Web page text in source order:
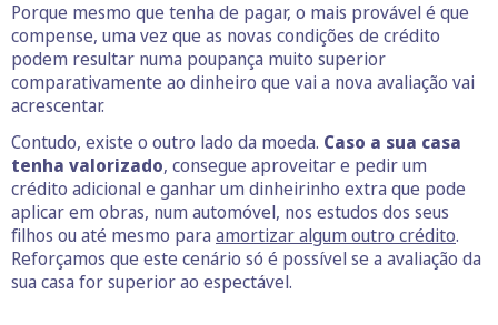
Porque mesmo que tenha de pagar, o mais provável é que
compense, uma vez que as novas condições de crédito
podem resultar numa poupança muito superior
comparativamente ao dinheiro que vai a nova avaliação vai
acrescentar.
Contudo, existe o outro lado da moeda. Caso a sua casa
tenha valorizado, consegue aproveitar e pedir um
crédito adicional e ganhar um dinheirinho extra que pode
aplicar em obras, num automóvel, nos estudos dos seus
filhos ou até mesmo para amortizar algum outro crédito.
Reforçamos que este cenário só é possível se a avaliação da
sua casa for superior ao espectável.